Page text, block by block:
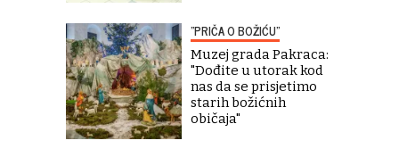
"PRIČA O BOŽIĆU"
Muzej grada Pakraca:
"Dođite u utorak kod
nas da se prisjetimo
starih božićnih
običaja"